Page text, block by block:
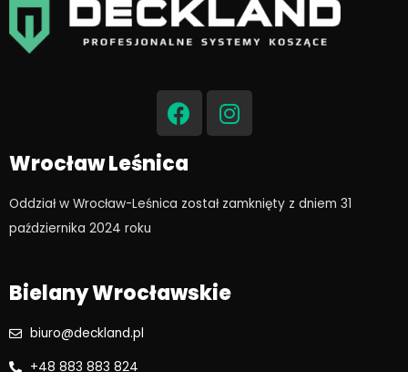
F
a
c
e
b
o
I
n
s
g
Wrocław Leśnica
Oddział w Wrocław-Leśnica został zamknięty z dniem 31
października 2024 roku​
Bielany Wrocławskie
biuro@deckland.pl
+48 883 883 824